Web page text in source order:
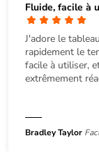
Fluide, facile à
J'adore le
rapidement le
facile à utiliser,
extrêmement
Bradley Taylor